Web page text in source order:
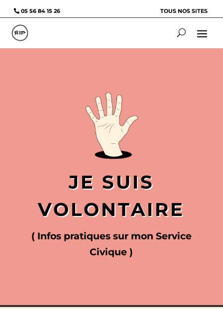
05 56 84 15 26 TOUS NOS SITES
JE SUIS
VOLONTAIRE
( Infos pratiques sur mon Service
Civique )